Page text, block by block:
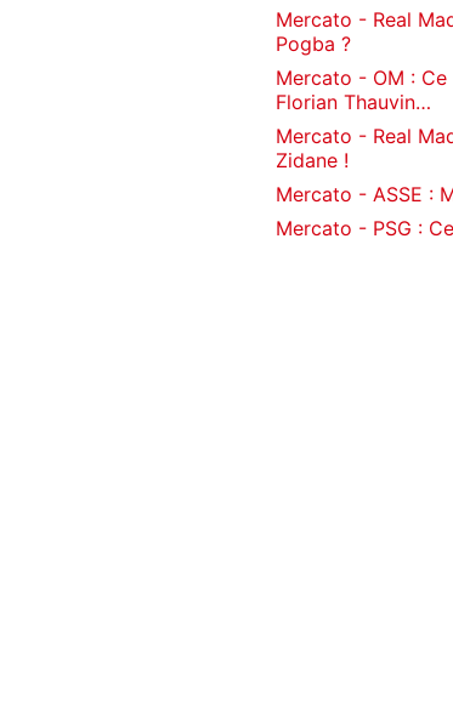
Mercato - Real
Pogba ?
Mercato - OM :
Florian Thauvin…
Mercato - Real
Zidane !
Mercato - ASSE :
Mercato - PSG :